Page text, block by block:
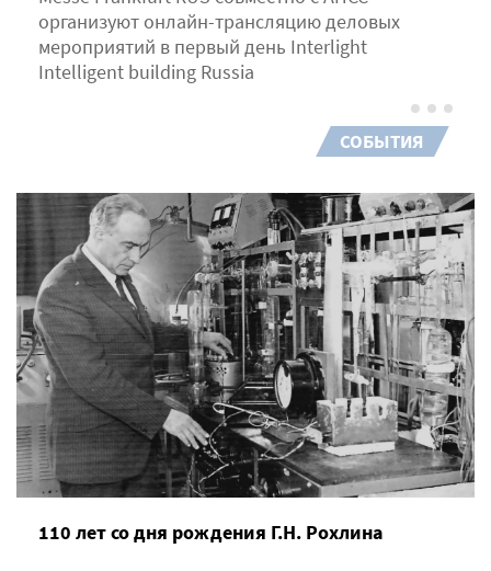
организуют онлайн-трансляцию деловых
мероприятий в первый день Interlight
Intelligent building Russia
СОБЫТИЯ
110 лет со дня рождения Г.Н. Рохлина